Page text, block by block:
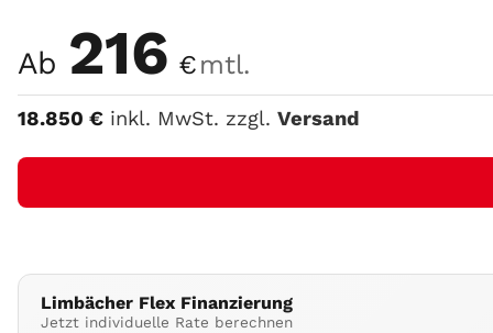
Ab 216 €mtl.
18.850 € inkl. MwSt. zzgl. Versand
Limbächer Flex Finanzierung
Jetzt individuelle Rate berechnen